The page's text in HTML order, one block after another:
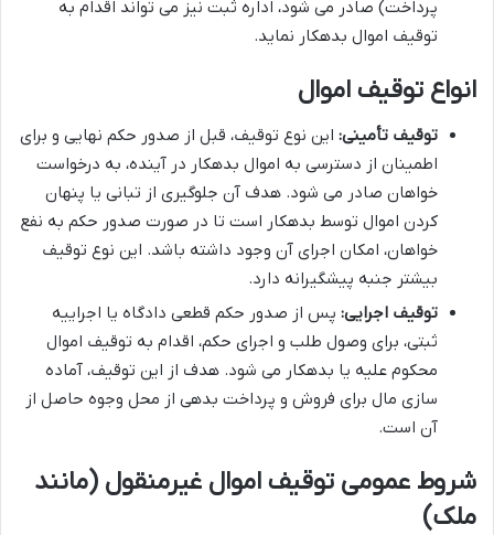
پرداخت) صادر می شود، اداره ثبت نیز می تواند اقدام به
توقیف اموال بدهکار نماید.
انواع توقیف اموال
توقیف تأمینی: این نوع توقیف، قبل از صدور حکم نهایی و برای
اطمینان از دسترسی به اموال بدهکار در آینده، به درخواست
خواهان صادر می شود. هدف آن جلوگیری از تبانی یا پنهان
کردن اموال توسط بدهکار است تا در صورت صدور حکم به نفع
خواهان، امکان اجرای آن وجود داشته باشد. این نوع توقیف
بیشتر جنبه پیشگیرانه دارد.
توقیف اجرایی: پس از صدور حکم قطعی دادگاه یا اجراییه
ثبتی، برای وصول طلب و اجرای حکم، اقدام به توقیف اموال
محکوم علیه یا بدهکار می شود. هدف از این توقیف، آماده
سازی مال برای فروش و پرداخت بدهی از محل وجوه حاصل از
آن است.
شروط عمومی توقیف اموال غیرمنقول (مانند
ملک)